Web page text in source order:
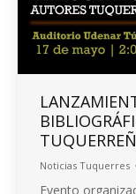
Noticias Tuquerres
Evento